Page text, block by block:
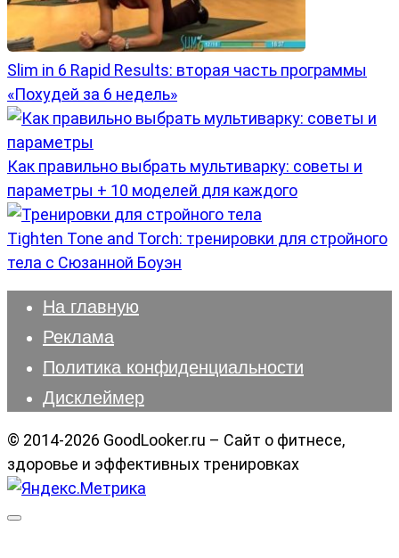
Slim in 6 Rapid Results: вторая часть программы
«Похудей за 6 недель»
Как правильно выбрать мультиварку: советы и
параметры + 10 моделей для каждого
Tighten Tone and Torch: тренировки для стройного
тела с Сюзанной Боуэн
На главную
Реклама
Политика конфиденциальности
Дисклеймер
© 2014-2026 GoodLooker.ru – Сайт о фитнесе,
здоровье и эффективных тренировках